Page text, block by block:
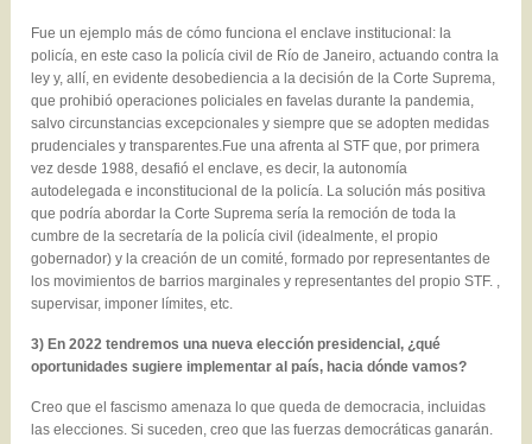
Fue un ejemplo más de cómo funciona el enclave institucional: la
policía, en este caso la policía civil de Río de Janeiro, actuando contra la
ley y, allí, en evidente desobediencia a la decisión de la Corte Suprema,
que prohibió operaciones policiales en favelas durante la pandemia,
salvo circunstancias excepcionales y siempre que se adopten medidas
prudenciales y transparentes.Fue una afrenta al STF que, por primera
vez desde 1988, desafió el enclave, es decir, la autonomía
autodelegada e inconstitucional de la policía. La solución más positiva
que podría abordar la Corte Suprema sería la remoción de toda la
cumbre de la secretaría de la policía civil (idealmente, el propio
gobernador) y la creación de un comité, formado por representantes de
los movimientos de barrios marginales y representantes del propio STF. ,
supervisar, imponer límites, etc.
3) En 2022 tendremos una nueva elección presidencial, ¿qué
oportunidades sugiere implementar al país, hacia dónde vamos?
Creo que el fascismo amenaza lo que queda de democracia, incluidas
las elecciones. Si suceden, creo que las fuerzas democráticas ganarán.